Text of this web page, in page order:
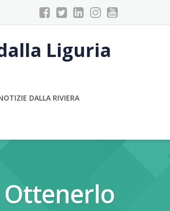
Liguria
DALLA RIVIERA
Ottenerlo